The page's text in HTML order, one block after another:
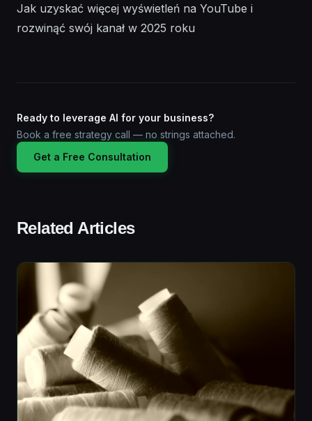
Jak uzyskać więcej wyświetleń na YouTube i
rozwinąć swój kanał w 2025 roku
Ready to leverage AI for your business?
Book a free strategy call — no strings attached.
Get a Free Consultation
Related Articles